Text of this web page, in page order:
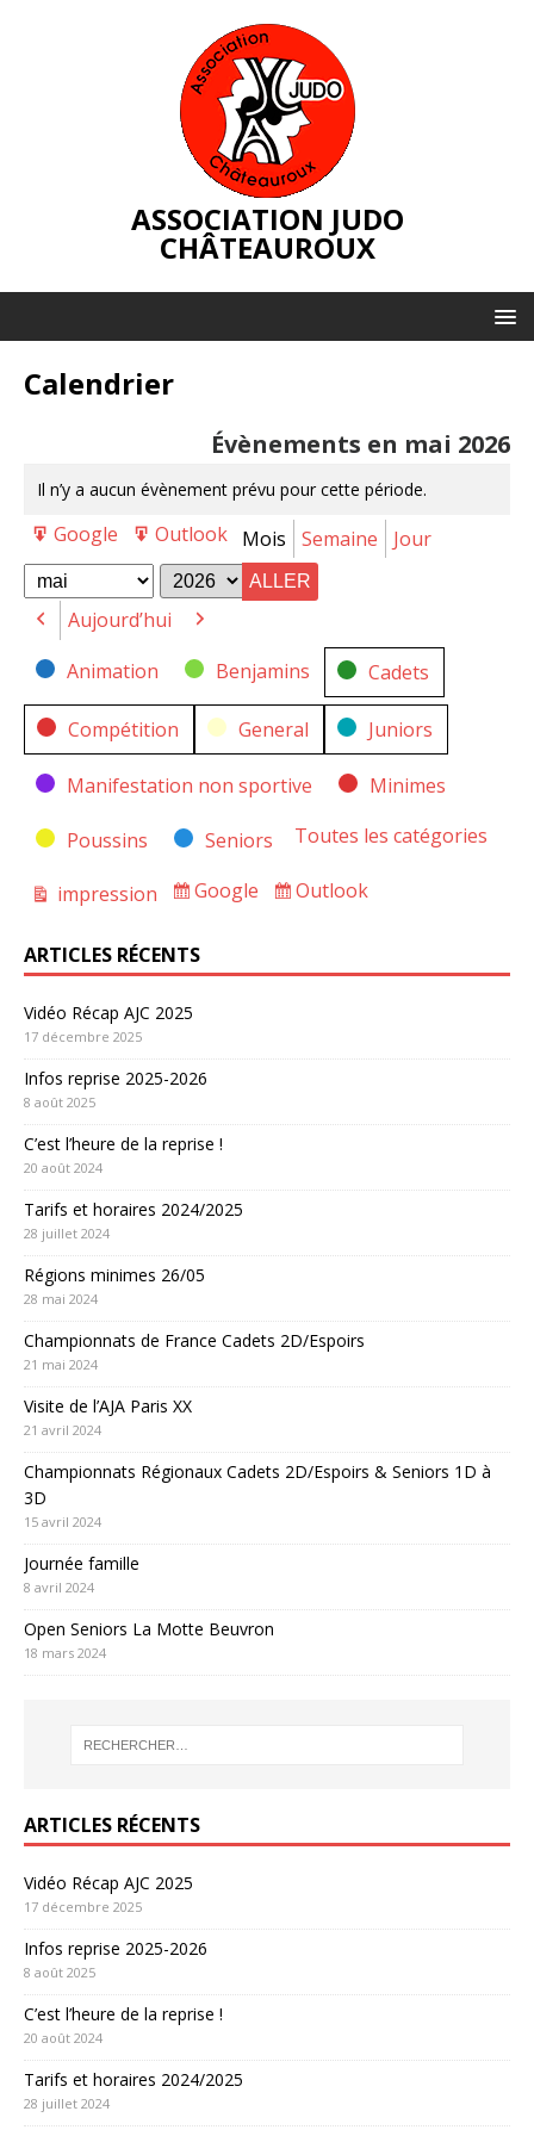
ASSOCIATION JUDO
CHÂTEAUROUX
Calendrier
Évènements en mai 2026
Il n’y a aucun évènement prévu pour cette période.
Export
for
Google
Export
for
Outlook Mois Semaine Jour
Mois
Année
Précédent
Aujourd’hui Suivant
Catégories
Animation Benjamins Cadets
Compétition General Juniors
Manifestation non sportive Minimes
Poussins Seniors Toutes les catégories
Vue
impression
Subscribe
Google
Subscribe
Outlook
ARTICLES RÉCENTS
Vidéo Récap AJC 2025
17 décembre 2025
Infos reprise 2025-2026
8 août 2025
C’est l’heure de la reprise !
20 août 2024
Tarifs et horaires 2024/2025
28 juillet 2024
Régions minimes 26/05
28 mai 2024
Championnats de France Cadets 2D/Espoirs
21 mai 2024
Visite de l’AJA Paris XX
21 avril 2024
Championnats Régionaux Cadets 2D/Espoirs & Seniors 1D à
3D
15 avril 2024
Journée famille
8 avril 2024
Open Seniors La Motte Beuvron
18 mars 2024
ARTICLES RÉCENTS
Vidéo Récap AJC 2025
17 décembre 2025
Infos reprise 2025-2026
8 août 2025
C’est l’heure de la reprise !
20 août 2024
Tarifs et horaires 2024/2025
28 juillet 2024